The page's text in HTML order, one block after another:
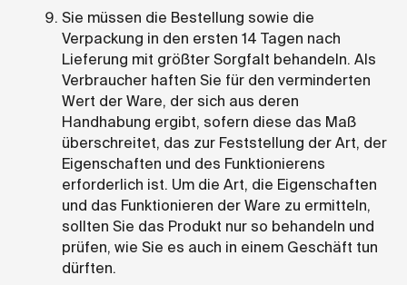
Sie müssen die Bestellung sowie die
Verpackung in den ersten 14 Tagen nach
Lieferung mit größter Sorgfalt behandeln. Als
Verbraucher haften Sie für den verminderten
Wert der Ware, der sich aus deren
Handhabung ergibt, sofern diese das Maß
überschreitet, das zur Feststellung der Art, der
Eigenschaften und des Funktionierens
erforderlich ist. Um die Art, die Eigenschaften
und das Funktionieren der Ware zu ermitteln,
sollten Sie das Produkt nur so behandeln und
prüfen, wie Sie es auch in einem Geschäft tun
dürften.